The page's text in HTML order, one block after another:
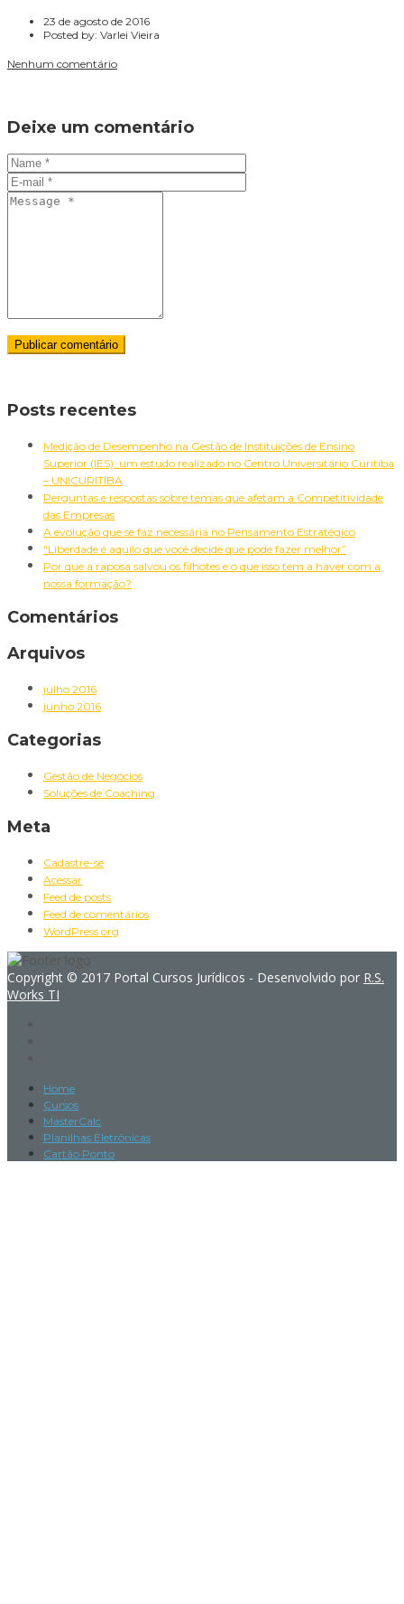
23 de agosto de 2016
Posted by: Varlei Vieira
Nenhum comentário
Deixe um comentário
Pesquisar
Posts recentes
Medição de Desempenho na Gestão de Instituições de Ensino
Superior (IES): um estudo realizado no Centro Universitário Curitiba
– UNICURITIBA
Perguntas e respostas sobre temas que afetam a Competitividade
das Empresas
A evolução que se faz necessária no Pensamento Estratégico
“Liberdade é aquilo que você decide que pode fazer melhor”
Por que a raposa salvou os filhotes e o que isso tem a haver com a
nossa formação?
Comentários
Arquivos
julho 2016
junho 2016
Categorias
Gestão de Negócios
Soluções de Coaching
Meta
Cadastre-se
Acessar
Feed de posts
Feed de comentários
WordPress.org
Copyright © 2017 Portal Cursos Jurídicos - Desenvolvido por R.S.
Works TI
Home
Cursos
MasterCalc
Planilhas Eletrônicas
Cartão Ponto